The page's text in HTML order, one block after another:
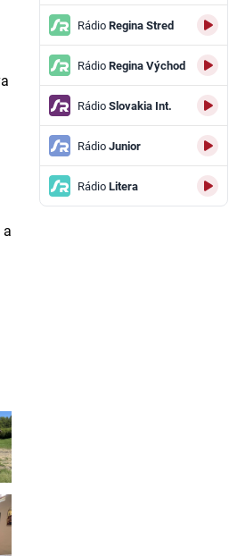
a
RádioRegina Stred
RádioRegina Východ
RádioSlovakia Int.
RádioJunior
RádioLitera